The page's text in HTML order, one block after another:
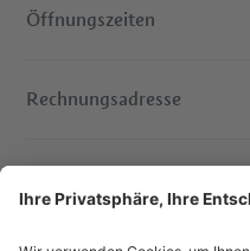
Öffnungszeiten
Rechnungsadresse